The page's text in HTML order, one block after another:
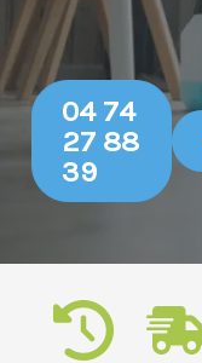
04 74
27 88
39